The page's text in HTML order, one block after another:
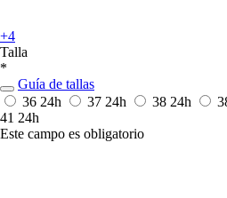
+4
Talla
*
Guía de tallas
36 24h 37 24h 38 24h
41 24h
Este campo es obligatorio